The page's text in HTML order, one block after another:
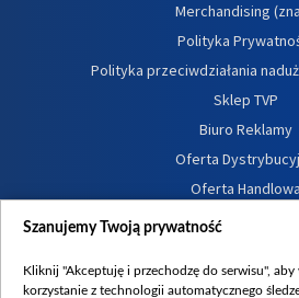
Merchandising
Polityka
Polityka przeciwdziałania
Sklep TVP
Biuro Reklamy
Oferta
Oferta Handlowa
Dostępność
Procedura zgłoszeń
Szanujemy Twoją prywatność
Kliknij "Akceptuję i przechodzę do serwisu", aby
korzystanie z technologii automatycznego